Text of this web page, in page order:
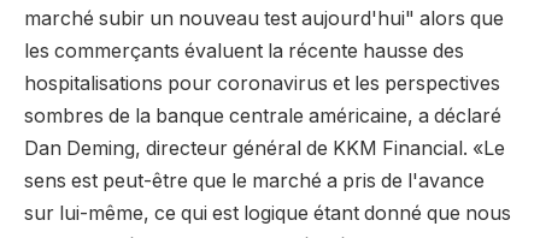
marché subir un nouveau test aujourd'hui" alors que
les commerçants évaluent la récente hausse des
hospitalisations pour coronavirus et les perspectives
sombres de la banque centrale américaine, a déclaré
Dan Deming, directeur général de KKM Financial. «Le
sens est peut-être que le marché a pris de l'avance
sur lui-même, ce qui est logique étant donné que nous